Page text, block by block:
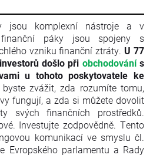
jsou komplexní nástroje a v
páky jsou spojeny s
vzniku finanční ztráty. U 77
došlo při obchodovánís
u tohoto poskytovatele ke
zvážit, zda rozumíte tomu,
fungují, a zda si můžete dovolit
svých finančních prostředků.
Investujte zodpovědně. Tento
komunikací ve smyslu čl.
Evropského parlamentu a Rady